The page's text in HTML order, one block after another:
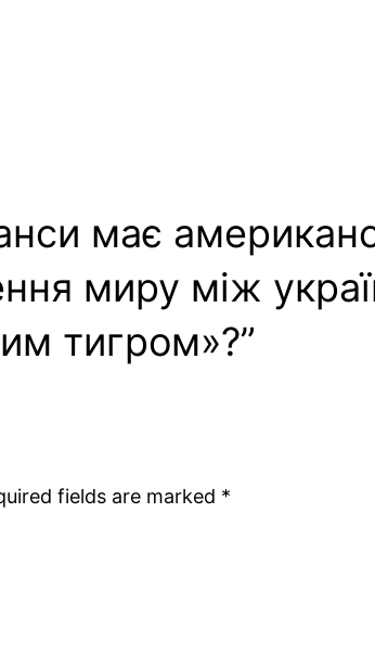
має
миру між
тигром»?”
fields are marked *